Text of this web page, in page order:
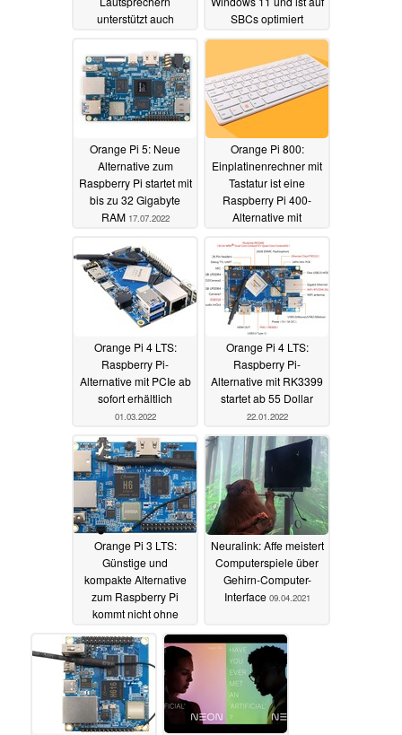
unterstützt auch
07.12.2022
SBCs optimiert
26.11.2022
Orange Pi 5: Neue
Alternative zum
Raspberry Pi startet mit
bis zu 32 Gigabyte
RAM 17.07.2022
Orange Pi 800:
Einplatinenrechner mit
Tastatur ist eine
Raspberry Pi 400-
Alternative mit
eMMC08.06.2022
Orange Pi 4 LTS:
Raspberry Pi-
Alternative mit PCIe ab
sofort erhältlich
01.03.2022
Orange Pi 4 LTS:
Raspberry Pi-
Alternative mit RK3399
startet ab 55 Dollar
22.01.2022
Orange Pi 3 LTS:
Günstige und
kompakte Alternative
zum Raspberry Pi
kommt nicht ohne
Einschränkungen,
kostet rund 40 Euro
30.12.2021
Neuralink: Affe meistert
Computerspiele über
Gehirn-Computer-
Interface 09.04.2021